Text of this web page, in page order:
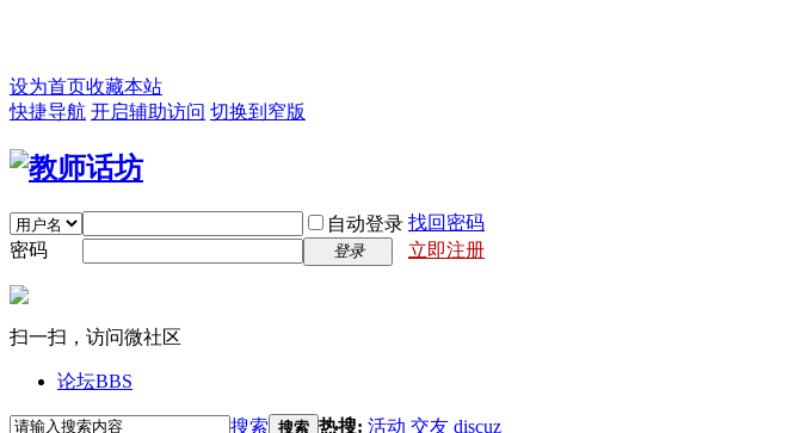
设为首页收藏本站
快捷导航 开启辅助访问 切换到窄版
自动登录 找回密码
密码
登录 立即注册
扫一扫，访问微社区
论坛BBS
搜索 搜索 热搜: 活动 交友 discuz